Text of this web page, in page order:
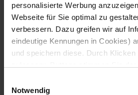
personalisierte Werbung
Webseite für Sie optimal zu
verbessern. Dazu greifen wir auf
eindeutige Kennungen in Cookies)
und speichern diese. Durch Klicken
zu. Sie können Ihre Einstellungen
Notwendig
Nenndaten IEC 10 A /
Nenndaten UL/CSA 15 A / 250
> 2 kVAC